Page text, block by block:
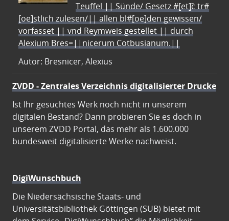
Teuffel || Sünde/ Gesetz #[et]c̃ tr#
[oe]stlich zulesen/|| allen bl#[oe]den gewissen/
vorfasset || vnd Reymweis gestellet || durch
Alexium Bres=||nicerum Cotbusianum.||
Autor: Bresnicer, Alexius
ZVDD - Zentrales Verzeichnis digitalisierter Drucke
Ist Ihr gesuchtes Werk noch nicht in unserem
digitalen Bestand? Dann probieren Sie es doch in
unserem ZVDD Portal, das mehr als 1.600.000
bundesweit digitalisierte Werke nachweist.
DigiWunschbuch
Die Niedersächsische Staats- und
Universitätsbibliothek Göttingen (SUB) bietet mit